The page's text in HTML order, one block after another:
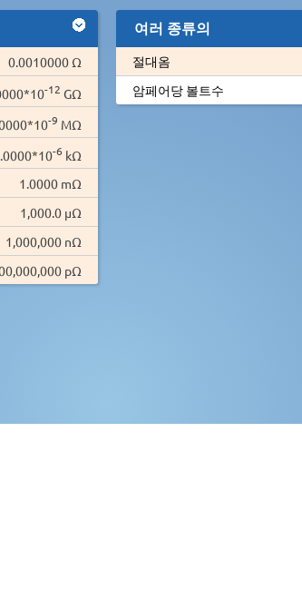
0.0010000 Ω
-12 GΩ
-9 MΩ
-6 kΩ
1.0000 mΩ
1,000.0 µΩ
1,000,000 nΩ
pΩ
여러 종류의
절대옴
암페어당 볼트수